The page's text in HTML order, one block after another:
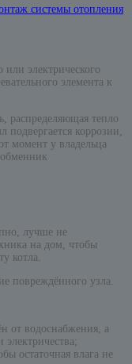
системы отопления
электрического
элемента к
распределяющая тепло
подвергается коррозии,
момент у владельца
лучше не
на дом, чтобы
котла.
повреждённого узла.
от водоснабжения, а
электричества;
остаточная влага не